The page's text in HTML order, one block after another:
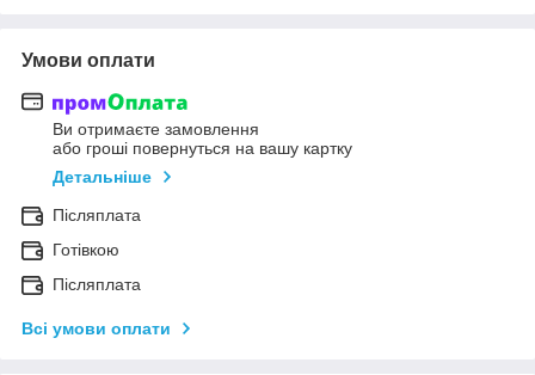
Умови оплати
Ви отримаєте замовлення
або гроші повернуться на вашу картку
Детальніше
Післяплата
Готівкою
Післяплата
Всі умови оплати